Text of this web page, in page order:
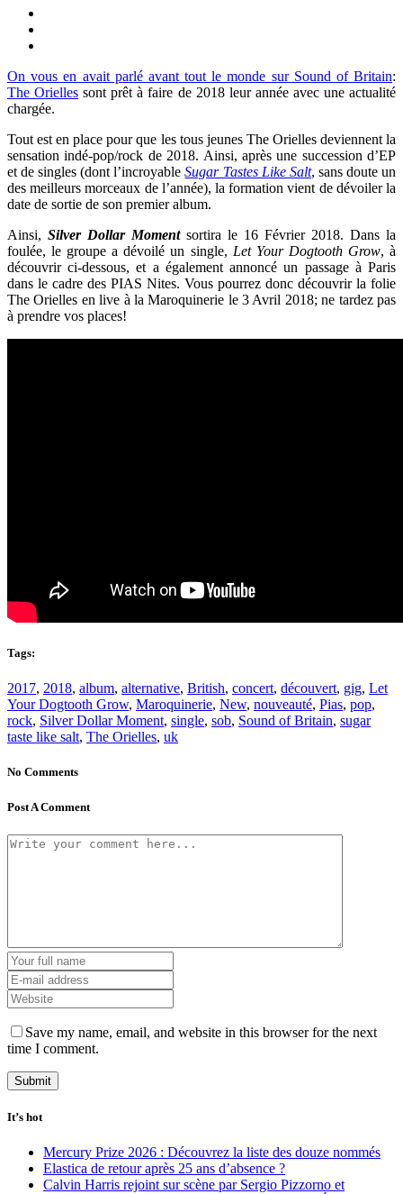
On vous en avait parlé avant tout le monde sur Sound of Britain:
The Orielles sont prêt à faire de 2018 leur année avec une actualité
chargée.
Tout est en place pour que les tous jeunes The Orielles deviennent la
sensation indé-pop/rock de 2018. Ainsi, après une succession d’EP
et de singles (dont l’incroyableSugar Tastes Like Salt, sans doute un
des meilleurs morceaux de l’année), la formation vient de dévoiler la
date de sortie de son premier album.
Ainsi, Silver Dollar Momentsortira le 16 Février 2018. Dans la
foulée, le groupe a dévoilé un single, Let Your Dogtooth Grow, à
découvrir ci-dessous, et a également annoncé un passage à Paris
dans le cadre des PIAS Nites. Vous pourrez donc découvrir la folie
The Orielles en live à la Maroquinerie le 3 Avril 2018; ne tardez pas
à prendre vos places!
Tags:
2017, 2018, album, alternative, British, concert, découvert, gig, Let
Your Dogtooth Grow, Maroquinerie, New, nouveauté, Pias, pop,
rock, Silver Dollar Moment, single, sob, Sound of Britain, sugar
taste like salt, The Orielles, uk
No Comments
Post A Comment
Save my name, email, and website in this browser for the next
time I comment.
It’s hot
Mercury Prize 2026 : Découvrez la liste des douze nommés
Elastica de retour après 25 ans d’absence ?
Calvin Harris rejoint sur scène par Sergio Pizzorno et